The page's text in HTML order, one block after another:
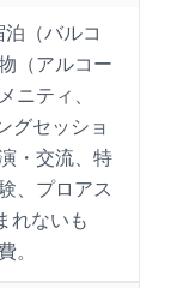
（バルコ
（アルコー
ニティ、
グセッショ
・交流、特
、プロアス
れないも
。